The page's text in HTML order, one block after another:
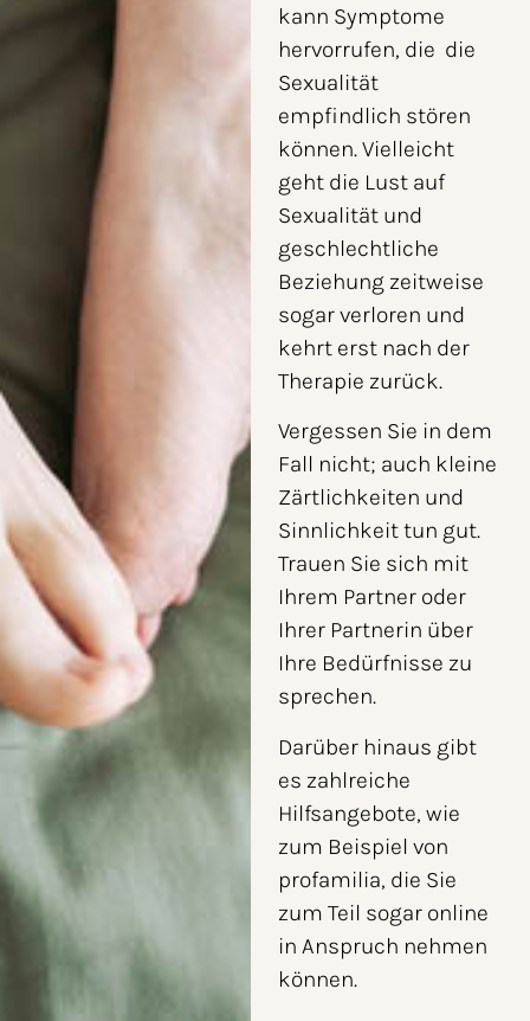
kann Symptome
hervorrufen, die die
Sexualität
empfindlich stören
können. Vielleicht
geht die Lust auf
Sexualität und
geschlechtliche
Beziehung zeitweise
sogar verloren und
kehrt erst nach der
Therapie zurück.
Vergessen Sie in dem
Fall nicht; auch kleine
Zärtlichkeiten und
Sinnlichkeit tun gut.
Trauen Sie sich mit
Ihrem Partner oder
Ihrer Partnerin über
Ihre Bedürfnisse zu
sprechen.
Darüber hinaus gibt
es zahlreiche
Hilfsangebote, wie
zum Beispiel von
profamilia, die Sie
zum Teil sogar online
in Anspruch nehmen
können.